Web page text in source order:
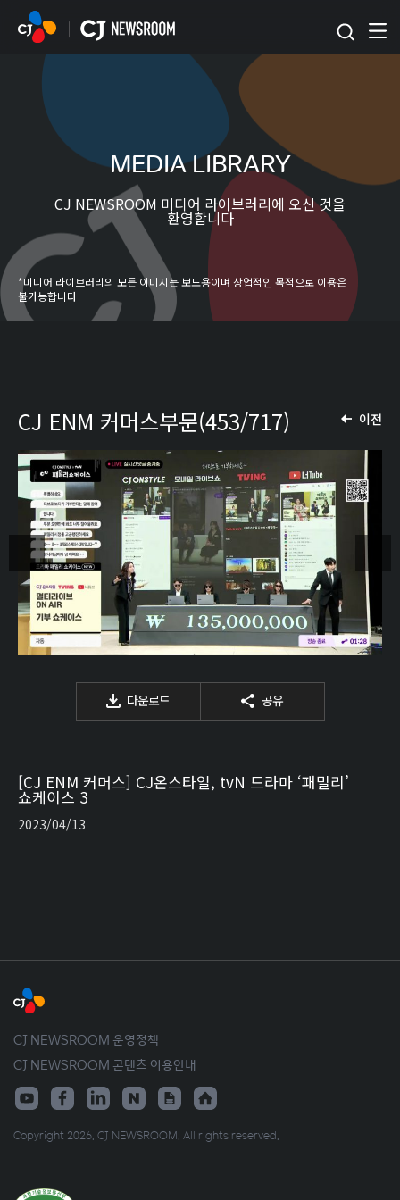
본문 바로가기
MEDIA LIBRARY
CJ NEWSROOM 미디어 라이브러리에 오신 것을
환영합니다
*미디어 라이브러리의 모든 이미지는 보도용이며 상업적인 목적으로 이용은
불가능합니다
이전
CJ ENM 커머스부문(453/717)
다운로드 공유
[CJ ENM 커머스] CJ온스타일, tvN 드라마 ‘패밀리’
쇼케이스 3
2023/04/13
CJ NEWSROOM 운영정책
CJ NEWSROOM 콘텐츠 이용안내
Copyright 2026. CJ NEWSROOM. All rights reserved.